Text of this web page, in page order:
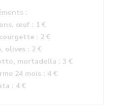
:
œuf : 1 €
: 2 €
olives : 2 €
mortadella : 3 €
24 mois : 4 €
: 4 €